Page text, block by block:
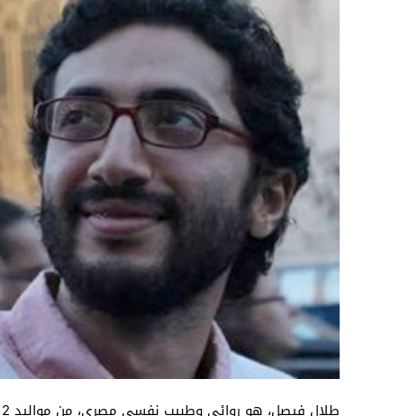
طلال فيصل، هو روائي وطبيب نفسي مصري، من مواليد 12 مايو 1985 في القاهرة، مصر.